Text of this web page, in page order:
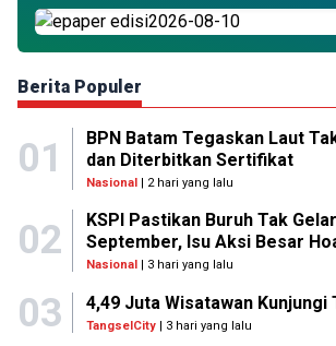
Berita Populer
01
BPN Batam Tegaskan Laut
dan Diterbitkan Sertifikat
Nasional| 2 hari yang lalu
02
KSPI Pastikan Buruh Tak
September, Isu Aksi Besar
Nasional| 3 hari yang lalu
03 4,49 Juta Wisatawan Kunjungi
TangselCity | 3 hari yang lalu